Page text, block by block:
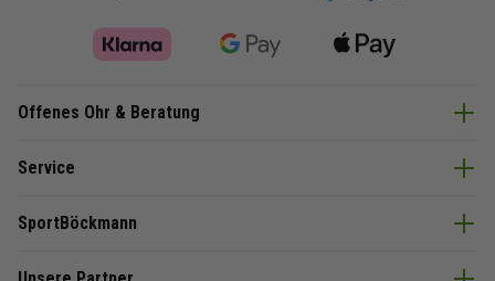
Offenes Ohr & Beratung
Service
SportBöckmann